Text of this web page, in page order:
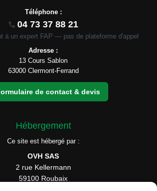
Téléphone :
04 73 37 88 21
à un expert FAP — pas de plateforme d'appel
Adresse :
13 Cours Sablon
63000 Clermont-Ferrand
de contact & devis
Hébergement
Ce site est hébergé par :
OVH SAS
2 rue Kellermann
59100 Roubaix